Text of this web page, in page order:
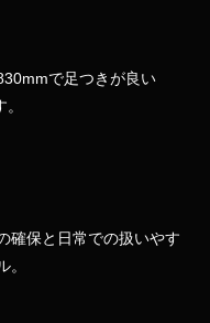
で足つきが良い
確保と日常での扱いやす